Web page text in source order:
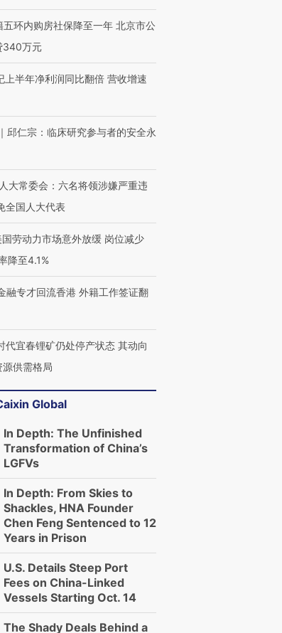
五环内购房社保降至一年 北京市公
340万元
上半年净利润同比翻倍 营收增速
邱仁宗：临床研究参与者的安全永
大常委会：六名将领涉嫌严重违
全国人大代表
劳动力市场意外放缓 岗位减少
降至4.1%
融专才回流香港 外籍工作签证翻
代宜春锂矿仍处停产状态 其动向
供需格局
Global
In Depth: The Unfinished
Transformation of China’s
LGFVs
In Depth: From Skies to
Shackles, HNA Founder
Chen Feng Sentenced to 12
Years in Prison
U.S. Details Steep Port
Fees on China-Linked
Vessels Starting Oct. 14
The Shady Deals Behind a